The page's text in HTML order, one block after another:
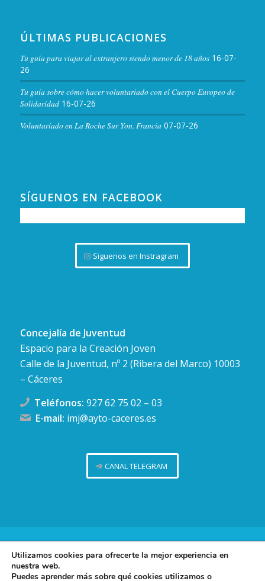
ÚLTIMAS PUBLICACIONES
Tu guía para viajar al extranjero siendo menor de 18 años 16-07-
26
Tu guía sobre cómo hacer voluntariado con el Cuerpo Europeo de
Solidaridad 16-07-26
Voluntariado en La Roche Sur Yon. Francia 07-07-26
SÍGUENOS EN FACEBOOK
Siguenos en Instragram
Concejalía de Juventud
Espacio para la Creación Joven
Calle de la Juventud, nº 2 (Ribera del Marco) 10003
– Cáceres
Teléfonos: 927 62 75 02 – 03
E-mail: imj@ayto-caceres.es
CANAL TELEGRAM
Concejalía de Juventud (Ayuntamiento de Cáceres)
Facebook
TwitterTelegram
Política de privacidad
Utilizamos cookies para ofrecerte la mejor experiencia en
nuestra web.
Puedes aprender más sobre qué cookies utilizamos o